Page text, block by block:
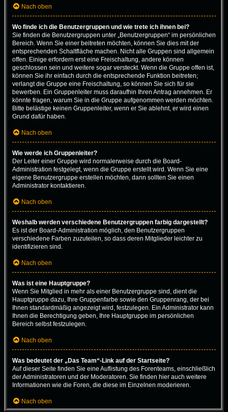
Nach oben
Wo finde ich die Benutzergruppen und wie trete ich ihnen bei?
Sie finden die Benutzergruppen unter „Benutzergruppen“ im persönlichen
Bereich. Wenn Sie einer beitreten möchten, können Sie dies mit der
entsprechenden Schaltfläche machen. Nicht alle Gruppen sind allgemein
offen. Einige erfordern erst eine Freischaltung, andere können
geschlossen sein und weitere sogar versteckt. Wenn die Gruppe offen ist,
können Sie ihr einfach durch die entsprechende Funktion beitreten;
verlangt die Gruppe eine Freischaltung, so können Sie sich für sie
bewerben. Ein Gruppenleiter muss daraufhin Ihren Antrag annehmen. Er
könnte fragen, warum Sie in die Gruppe aufgenommen werden möchten.
Bitte belästige keinen Gruppenleiter, wenn er Sie ablehnt, er wird einen
Grund dafür haben.
Nach oben
Wie werde ich Gruppenleiter?
Der Leiter einer Gruppe wird normalerweise durch die Board-
Administration festgelegt, wenn die Gruppe erstellt wird. Wenn Sie eine
eigene Benutzergruppe erstellen möchten, dann sollten Sie einen
Administrator kontaktieren.
Nach oben
Weshalb werden verschiedene Benutzergruppen farbig dargestellt?
Es ist der Board-Administration möglich, den Benutzergruppen
verschiedene Farben zuzuteilen, so dass deren Mitglieder leichter zu
identifizieren sind.
Nach oben
Was ist eine Hauptgruppe?
Wenn Sie Mitglied in mehr als einer Benutzergruppe sind, dient die
Hauptgruppe dazu, Ihre Gruppenfarbe sowie den Gruppenrang, der bei
Ihnen standardmäßig angezeigt wird, festzulegen. Ein Administrator kann
Ihnen die Berechtigung geben, Ihre Hauptgruppe im persönlichen
Bereich selbst festzulegen.
Nach oben
Was bedeutet der „Das Team“-Link auf der Startseite?
Auf dieser Seite finden Sie eine Auflistung des Forenteams, einschließlich
der Administratoren und der Moderatoren. Sie finden hier auch weitere
Informationen wie die Foren, die diese im Einzelnen moderieren.
Nach oben